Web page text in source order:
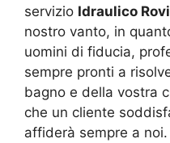
servizio Idraulico
nostro vanto, in
uomini di fiducia,
sempre pronti a
bagno e della vostra
che un cliente
affiderà sempre a